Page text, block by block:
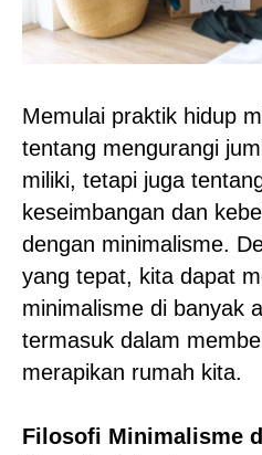
Memulai praktik hidup
tentang mengurangi
miliki, tetapi juga
keseimbangan dan
dengan minimalisme.
yang tepat, kita dapat
minimalisme di banyak
termasuk dalam
merapikan rumah kita.
Filosofi Minimalisme